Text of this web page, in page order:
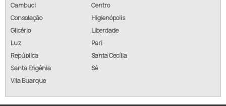
ALAMBRADO GALVANIZADO PREÇO
TELA ALAMBRADO REVESTIDA PVC
ALAMBRADO EM GOIÂNIA
Cambuci
Centro
Consolação
Higienópolis
Glicério
Liberdade
Luz
Pari
República
Santa Cecília
Santa Efigênia
Sé
Vila Buarque